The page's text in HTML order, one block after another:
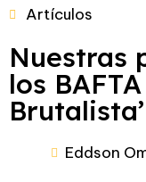
Artículos
Nuestras
los BAFTA
Eddson